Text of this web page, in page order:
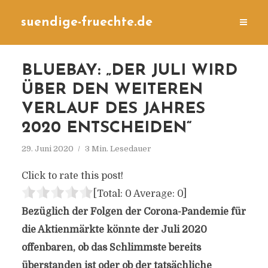
suendige-fruechte.de
BLUEBAY: „DER JULI WIRD
ÜBER DEN WEITEREN
VERLAUF DES JAHRES
2020 ENTSCHEIDEN“
29. Juni 2020 3 Min. Lesedauer
Click to rate this post!
[Total: 0 Average: 0]
Bezüglich der Folgen der Corona-Pandemie für
die Aktienmärkte könnte der Juli 2020
offenbaren, ob das Schlimmste bereits
überstanden ist oder ob der tatsächliche